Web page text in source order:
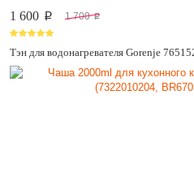
1 600 p 1 700 p
Тэн для водонагревателя Gorenje